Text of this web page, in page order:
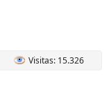
Visitas: 15.326